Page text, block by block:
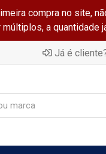
compra no site,
a quantidade
Já é